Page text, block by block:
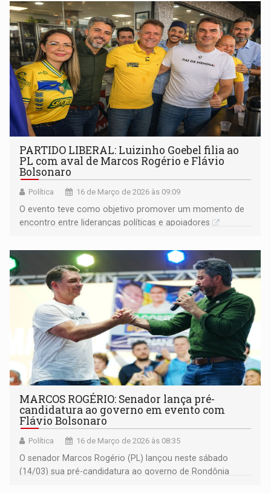
PARTIDO LIBERAL: Luizinho Goebel filia ao
PL com aval de Marcos Rogério e Flávio
Bolsonaro
Política 16 de Março de 2026 às 09:09
O evento teve como objetivo promover um momento de
encontro entre lideranças políticas e apoiadores
MARCOS ROGÉRIO: Senador lança pré-
candidatura ao governo em evento com
Flávio Bolsonaro
Política 16 de Março de 2026 às 08:35
O senador Marcos Rogério (PL) lançou neste sábado
(14/03) sua pré-candidatura ao governo de Rondônia